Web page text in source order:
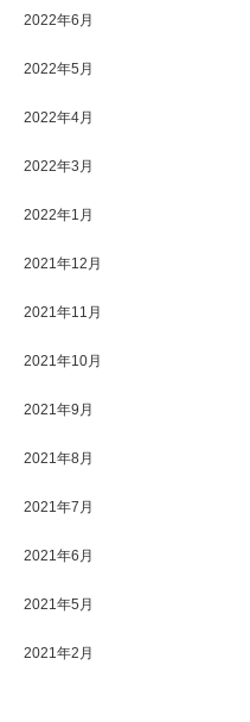
2022年6月
2022年5月
2022年4月
2022年3月
2022年1月
2021年12月
2021年11月
2021年10月
2021年9月
2021年8月
2021年7月
2021年6月
2021年5月
2021年2月